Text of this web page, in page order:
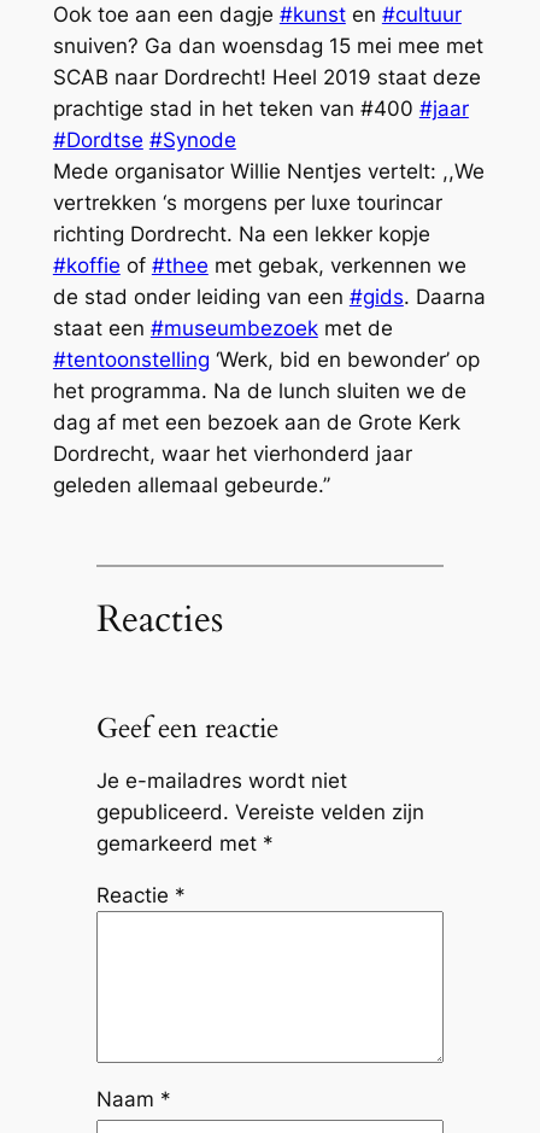
Ook toe aan een dagje #kunsten #cultuur
snuiven? Ga dan woensdag 15 mei mee met
SCAB naar Dordrecht! Heel 2019 staat deze
prachtige stad in het teken van #400 #jaar
#Dordtse #Synode
Mede organisator Willie Nentjes vertelt: ,,We
vertrekken ‘s morgens per luxe tourincar
richting Dordrecht. Na een lekker kopje
#koffie of #thee met gebak, verkennen we
de stad onder leiding van een #gids. Daarna
staat een #museumbezoekmet de
#tentoonstelling ‘Werk, bid en bewonder’ op
het programma. Na de lunch sluiten we de
dag af met een bezoek aan de Grote Kerk
Dordrecht, waar het vierhonderd jaar
geleden allemaal gebeurde.’’
Reacties
Geef een reactie
Je e-mailadres wordt niet
gepubliceerd. Vereiste velden zijn
gemarkeerd met *
Reactie *
Naam *